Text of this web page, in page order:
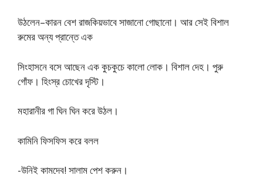
উঠলেন–কারন বেশ রাজকিয়ভাবে সাজানাে গােছানাে। আর সেই বিশাল
রুমের অন্য প্রান্তে এক
সিংহাসনে বসে আছেন এক কুচকুচে কালাে লােক। বিশাল দেহ। পুরু
গোঁফ। হিংস্র চোখের দৃস্টি।
মহারানীর গা ঘিন ঘিন করে উঠল।
কামিনি ফিসফিস করে বলল
-উনিই কামদেব! সালাম পেশ করুন।